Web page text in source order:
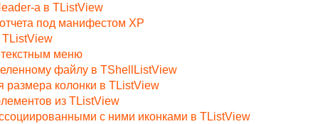
а в TListView
под манифестом XP
TListView
меню
файлу в TShellListView
размера колонки в TListView
из TListView
с ними иконками в TListView